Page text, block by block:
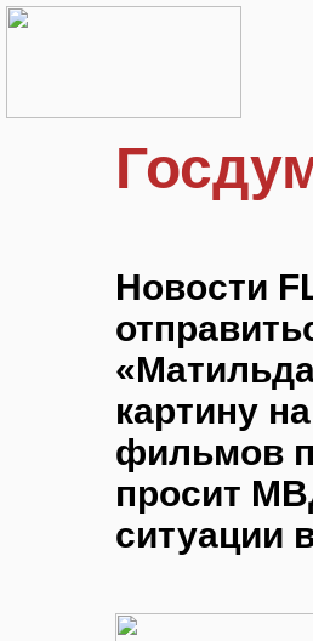
Новости
картину
фильмов
просит
ситуации